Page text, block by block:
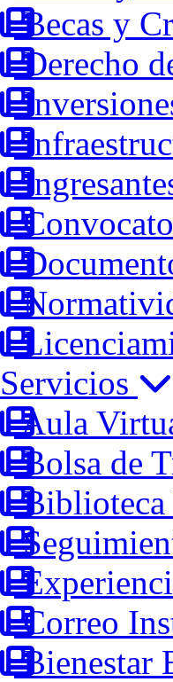
Becas y
Derecho
Servicios
Aula
Bolsa de
Biblioteca
Correo
Bienestar